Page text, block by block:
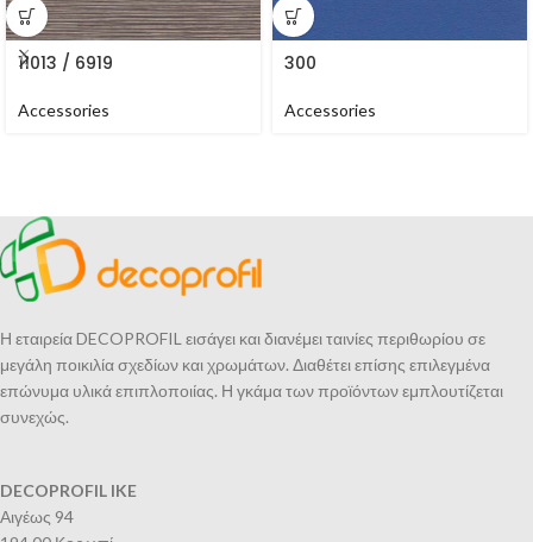
11013 / 6919
Accessories
300
Accessories
Η εταιρεία DECOPROFIL εισάγει και διανέμει ταινίες περιθωρίου σε
μεγάλη ποικιλία σχεδίων και χρωμάτων. Διαθέτει επίσης επιλεγμένα
επώνυμα υλικά επιπλοποιίας. Η γκάμα των προϊόντων εμπλουτίζεται
συνεχώς.
DECOPROFIL IKE
Αιγέως 94